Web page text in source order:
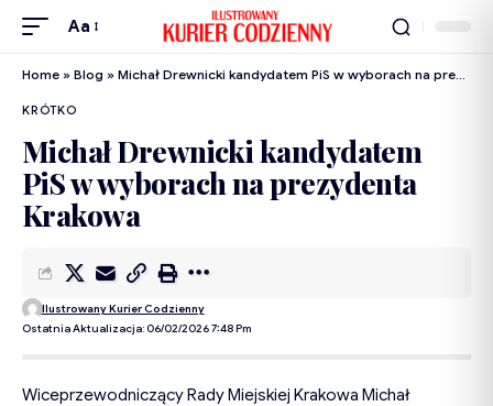
Aa
Home » Blog » Michał Drewnicki kandydatem PiS w wyborach na prezydenta Krakowa
KRÓTKO
Michał Drewnicki kandydatem
PiS w wyborach na prezydenta
Krakowa
Ostatnia Aktualizacja: 06/02/2026 7:48 Pm
Ilustrowany Kurier Codzienny
Wiceprzewodniczący Rady Miejskiej Krakowa Michał